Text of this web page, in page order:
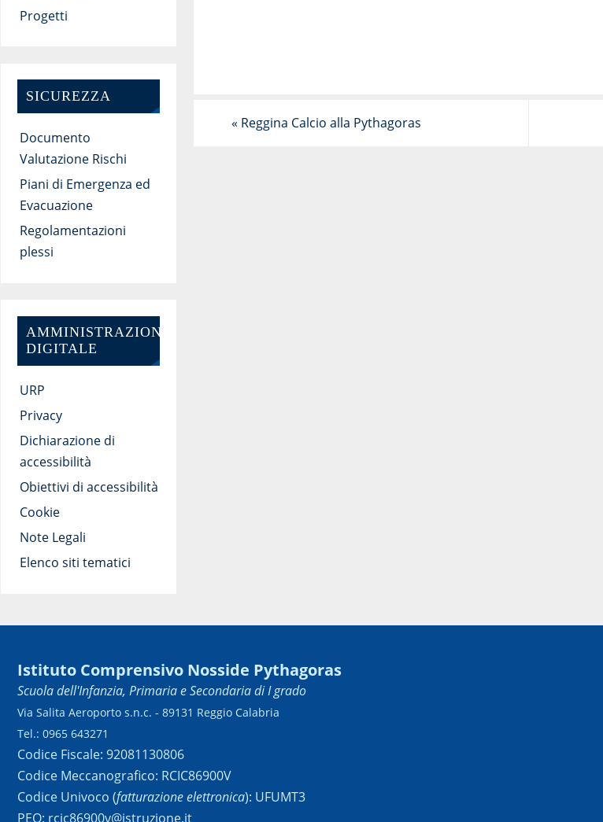
« Reggina Calcio alla Pythagoras
Progetti
SICUREZZA
Documento
Valutazione Rischi
Piani di Emergenza ed
Evacuazione
Regolamentazioni
plessi
AMMINISTRAZIONE
DIGITALE
URP
Privacy
Dichiarazione di
accessibilità
Obiettivi di accessibilità
Cookie
Note Legali
Elenco siti tematici
Istituto Comprensivo Nosside Pythagoras
Scuola dell'Infanzia, Primaria e Secondaria di I grado
Via Salita Aeroporto s.n.c. - 89131 Reggio Calabria
Tel.: 0965 643271
Codice Fiscale: 92081130806
Codice Meccanografico: RCIC86900V
Codice Univoco (fatturazione elettronica): UFUMT3
PEO: rcic86900v@istruzione.it